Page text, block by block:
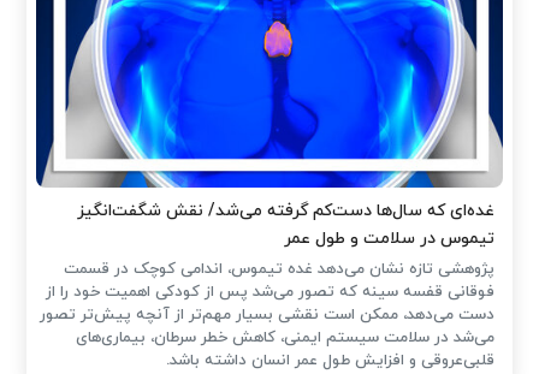
غده‌ای که سال‌ها دست‌کم گرفته می‌شد/ نقش شگفت‌انگیز
تیموس در سلامت و طول عمر
پژوهشی تازه نشان می‌دهد غده تیموس، اندامی کوچک در قسمت
فوقانی قفسه سینه که تصور می‌شد پس از کودکی اهمیت خود را از
دست می‌دهد، ممکن است نقشی بسیار مهم‌تر از آنچه پیش‌تر تصور
می‌شد در سلامت سیستم ایمنی، کاهش خطر سرطان، بیماری‌های
قلبی‌عروقی و افزایش طول عمر انسان داشته باشد.